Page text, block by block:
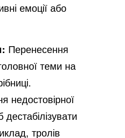
емоції або
Перенесення
теми на
недостовірної
тролів